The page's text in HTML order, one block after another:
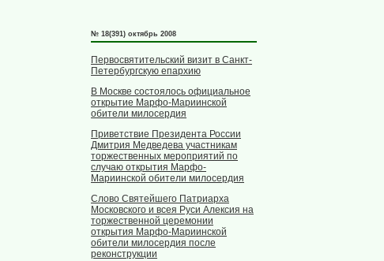
№ 18(391) октябрь 2008
Первосвятительский визит в Санкт-
Петербургскую епархию
В Москве состоялось официальное
открытие Марфо-Мариинской
обители милосердия
Приветствие Президента России
Дмитрия Медведева участникам
торжественных мероприятий по
случаю открытия Марфо-
Мариинской обители милосердия
Слово Святейшего Патриарха
Московского и всея Руси Алексия на
торжественной церемонии
открытия Марфо-Мариинской
обители милосердия после
реконструкции